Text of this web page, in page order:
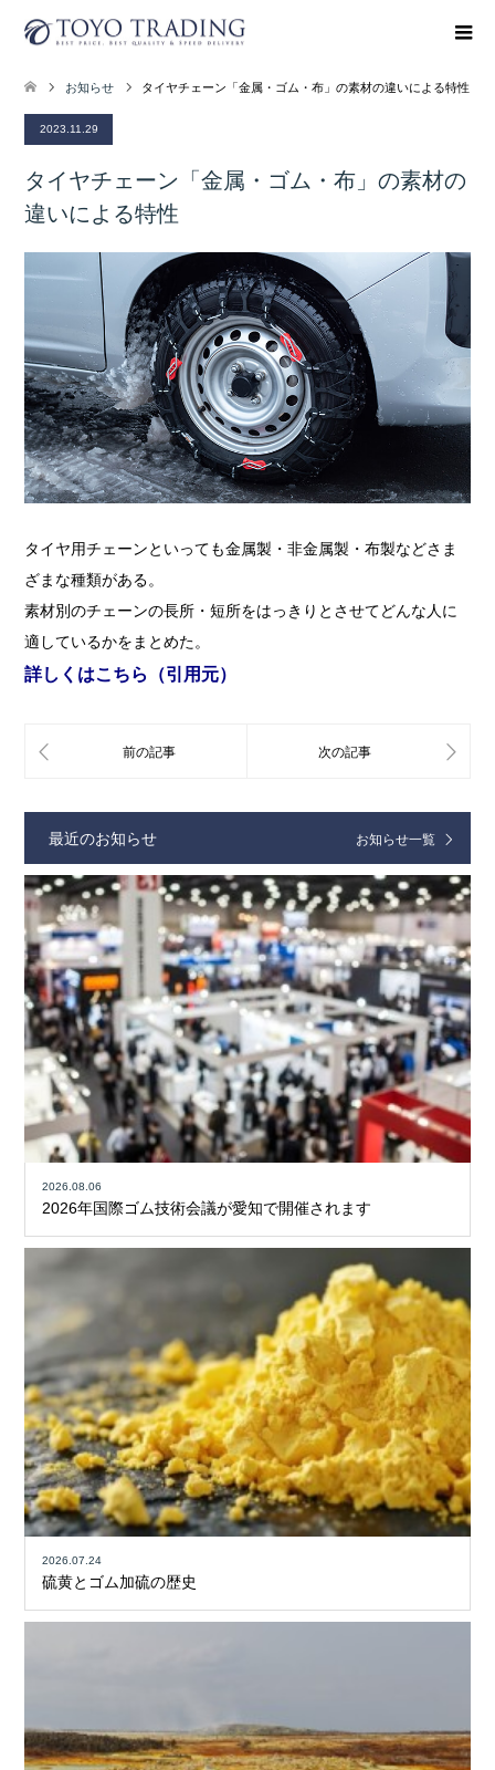
お知らせ タイヤチェーン「金属・ゴム・布」の素材の違いによる特性
2023.11.29
タイヤチェーン「金属・ゴム・布」の素材の
違いによる特性
タイヤ用チェーンといっても金属製・非金属製・布製などさま
ざまな種類がある。
素材別のチェーンの長所・短所をはっきりとさせてどんな人に
適しているかをまとめた。
詳しくはこちら（引用元）
最近のお知らせ お知らせ一覧
2026.08.06
2026年国際ゴム技術会議が愛知で開催されます
2026.07.24
硫黄とゴム加硫の歴史